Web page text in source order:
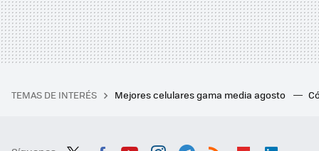
TEMAS DE INTERÉS Mejores celulares gama media agosto